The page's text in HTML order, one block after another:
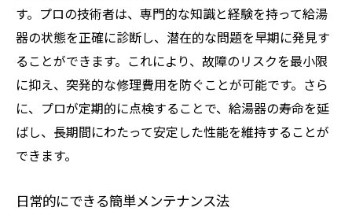
す。プロの技術者は、専門的な知識と経験を持って給湯
器の状態を正確に診断し、潜在的な問題を早期に発見す
ることができます。これにより、故障のリスクを最小限
に抑え、突発的な修理費用を防ぐことが可能です。さら
に、プロが定期的に点検することで、給湯器の寿命を延
ばし、長期間にわたって安定した性能を維持することが
できます。
日常的にできる簡単メンテナンス法